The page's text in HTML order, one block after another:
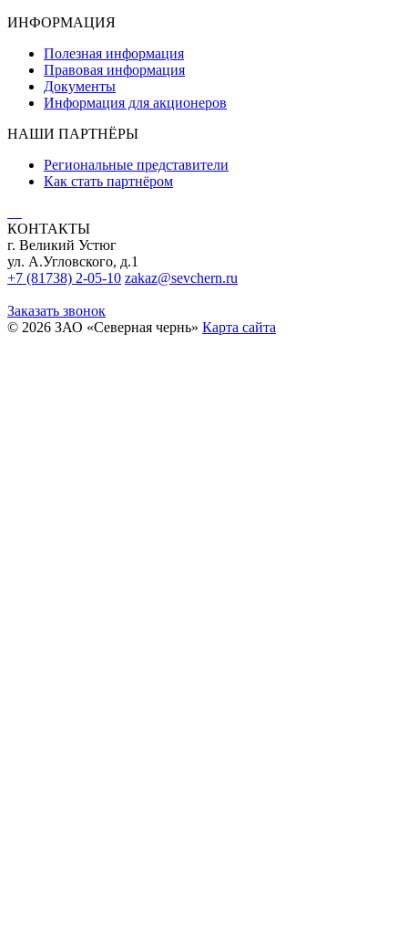
ИНФОРМАЦИЯ
Полезная информация
Правовая информация
Документы
Информация для акционеров
НАШИ ПАРТНЁРЫ
Региональные представители
Как стать партнёром
КОНТАКТЫ
г. Великий Устюг
ул. А.Угловского, д.1
+7 (81738) 2-05-10 zakaz@sevchern.ru
Заказать звонок
© 2026 ЗАО «Северная чернь» Карта сайта